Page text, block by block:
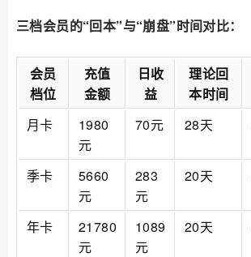
三档会员的“回本”与“崩盘”时间对比：
会员
档位
充值
金额
日收
益
理论回
本时间
月卡
1980
元
70元 28天
季卡
5660
元
283
元
20天
年卡
21780
元
1089
元
20天